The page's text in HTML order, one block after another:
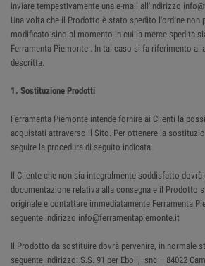
inviare tempestivamente una e-mail all'indirizzo
Una volta che il Prodotto è stato spedito l'ordine non
modificato sino al momento in cui la merce spedita
Ferramenta Piemonte . In tal caso si fa riferimento
descritta.
1. Sostituzione Prodotti
Ferramenta Piemonte intende fornire ai Clienti la
acquistati attraverso il Sito. Per ottenere la
seguire la procedura di seguito indicata.
Il Cliente che non sia integralmente soddisfatto
documentazione relativa alla consegna e il Prodotto
originale e contattare immediatamente Ferramenta
seguente indirizzo info@ferramentapiemonte.it
Il Prodotto da sostituire dovrà pervenire, in normale
seguente indirizzo: S.S. 91 per Eboli, snc – 84022